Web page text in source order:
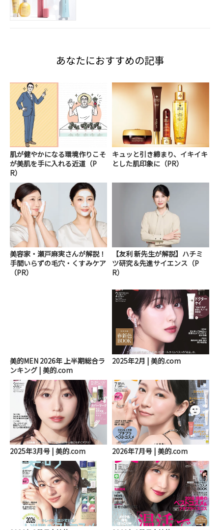
あなたにおすすめの記事
肌が健やかになる環境作りこそ
が美肌を手に入れる近道（P
R）
キュッと引き締まり、イキイキ
とした肌印象に（PR）
美容家・瀬戸麻実さんが解説！
手間いらずの毛穴・くすみケア
（PR）
【友利 新先生が解説】ハチミ
ツ研究＆先進サイエンス（P
R）
美的MEN 2026年 上半期総合ラ
ンキング | 美的.com
2025年2月 | 美的.com
2025年3月号 | 美的.com 2026年7月号 | 美的.com